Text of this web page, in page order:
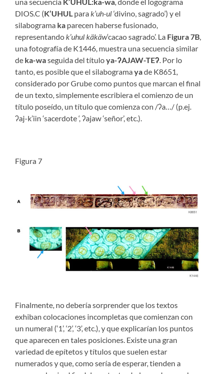
DIOS.C (K’UHUL para k’uh-ul‘divino, sagrado’) y el
silabograma ka parecen haberse fusionado,
representando k’uhul käkäw‘cacao sagrado’. La Figura 7B
una fotografía de K1446, muestra una secuencia similar
de ka-waseguida del títuloya-ʔAJAW-TEʔ . Por lo
tanto, es posible que el silabogramayade K8651,
considerado por Grube como puntos que marcan el final
de un texto, simplemente escribiera el comienzo de un
título poseído, un título que comienza con /ʔa…/ (p.ej.
ʔaj-k’iin ‘sacerdote ‘, ʔajaw ‘señor’, etc.).
Figura 7
Finalmente, no debería sorprender que los textos
exhiban colocaciones incompletas que comienzan con
un numeral (‘1’, ‘2’, ‘3’, etc.), y que explicarían los puntos
que aparecen en tales posiciones. Existe una gran
variedad de epítetos y títulos que suelen estar
numerados y que, como sería de esperar, tienden a